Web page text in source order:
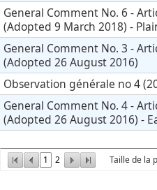
1 2 Taille de la
General Comment No. 6 -
(Adopted 9 March 2018) -
General Comment No. 3 -
(Adopted 26 August 2016)
Observation générale no 4
General Comment No. 4 -
(Adopted 26 August 2016) -